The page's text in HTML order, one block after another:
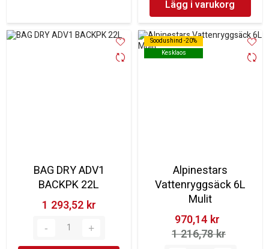
Lägg i varukorg
BAG DRY ADV1
BACKPK 22L
1 293,52 kr‎
Soodushind -20%
Kesklaos
Soodushind -20%
Kesklaos
Alpinestars
Vattenryggsäck 6L
Mulit
970,14 kr‎
1 216,78 kr‎